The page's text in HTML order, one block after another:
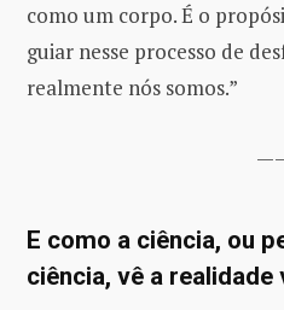
como um corpo. É o
guiar nesse processo de
realmente nós somos.”
—–
E como a ciência, ou
ciência, vê a realidade